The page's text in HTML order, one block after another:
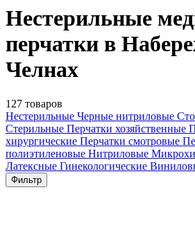
Нестерильные
перчатки в
Челнах
127 товаров
Нестерильные Черные нитриловые
Стерильные Перчатки хозяйственные
хирургические Перчатки смотровые
полиэтиленовые Нитриловые
Латексные Гинекологические
Фильтр